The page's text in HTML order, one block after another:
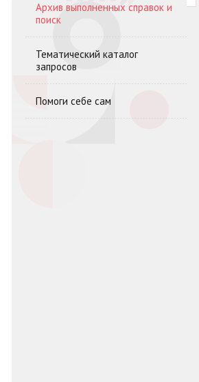
Архив выполненных справок и
поиск
Тематический каталог
запросов
Помоги себе сам